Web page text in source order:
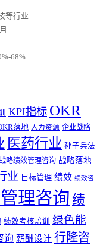
等行业
68%
KPI指标 OKR
落地 人力资源 企业战略
医药行业 孙子兵法
战略绩效管理咨询 战略落地
业 目标管理 绩效 绩效咨
理咨询 绩
绩效考核培训
绿色能
询 薪酬设计 行隆咨